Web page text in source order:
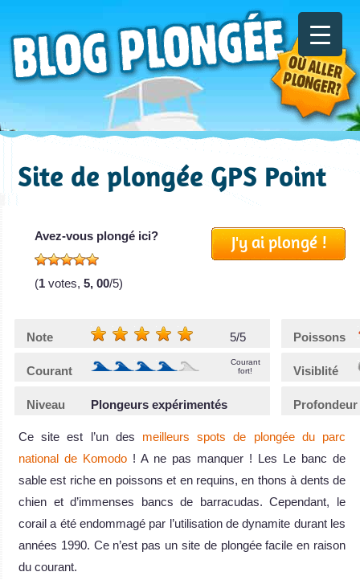
Site de plongée GPS Point
J'y ai plongé !
Avez-vous plongé ici?
(1 votes, 5, 00/5)
Note 5/5 Poissons
Courant
Courant
fort!
Visiblité
Niveau Plongeurs expérimentés Profondeur
Ce site est l’un des meilleurs spots de plongée du parc
national de Komodo ! A ne pas manquer ! Les Le banc de
sable est riche en poissons et en requins, en thons à dents de
chien et d’immenses bancs de barracudas. Cependant, le
corail a été endommagé par l’utilisation de dynamite durant les
années 1990. Ce n’est pas un site de plongée facile en raison
du courant.